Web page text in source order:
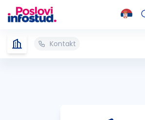
Kontakt